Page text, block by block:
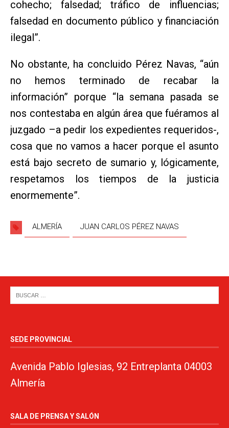
cohecho; falsedad; tráfico de influencias;
falsedad en documento público y financiación
ilegal”.
No obstante, ha concluido Pérez Navas, “aún
no hemos terminado de recabar la
información” porque “la semana pasada se
nos contestaba en algún área que fuéramos al
juzgado –a pedir los expedientes requeridos-,
cosa que no vamos a hacer porque el asunto
está bajo secreto de sumario y, lógicamente,
respetamos los tiempos de la justicia
enormemente”.
ALMERÍA JUAN CARLOS PÉREZ NAVAS
SEDE PROVINCIAL
Avenida Pablo Iglesias, 92 Entreplanta 04003
Almería
SALA DE PRENSA Y SALÓN